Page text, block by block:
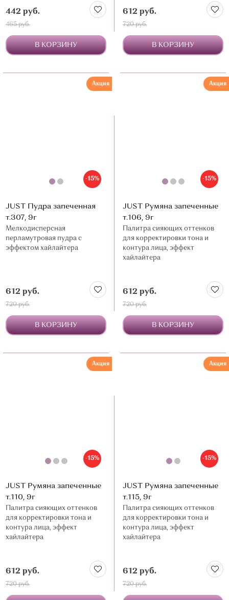
442 руб.
465 руб.
В КОРЗИНУ
612 руб.
720 руб.
В КОРЗИНУ
-15%
Акция
JUST Пудра запеченная
т.307, 9г
Мелкодисперсная
перламутровая пудра с
эффектом хайлайтера
612 руб.
720 руб.
В КОРЗИНУ
-15%
Акция
JUST Румяна запеченные
т.106, 9г
Палитра сияющих оттенков
для корректировки тона и
контура лица, эффект
хайлайтера
612 руб.
720 руб.
В КОРЗИНУ
-15%
Акция
JUST Румяна запеченные
т.110, 9г
Палитра сияющих оттенков
для корректировки тона и
контура лица, эффект
хайлайтера
612 руб.
720 руб.
-15%
Акция
JUST Румяна запеченные
т.115, 9г
Палитра сияющих оттенков
для корректировки тона и
контура лица, эффект
хайлайтера
612 руб.
720 руб.